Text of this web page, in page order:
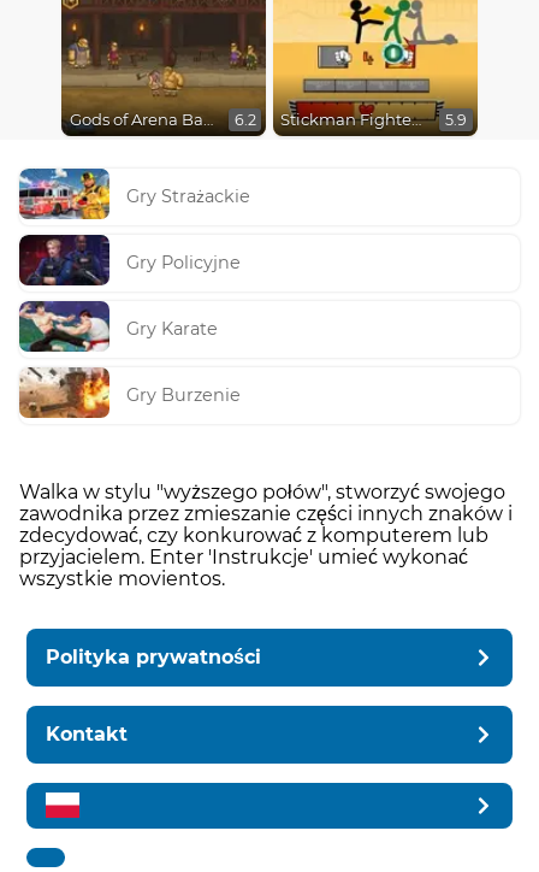
Gods of Arena Battles 6.2 Stickman Fighter Epic Battles 5.9
Gry Strażackie
Gry Policyjne
Gry Karate
Gry Burzenie
Walka w stylu "wyższego połów", stworzyć swojego
zawodnika przez zmieszanie części innych znaków i
zdecydować, czy konkurować z komputerem lub
przyjacielem. Enter 'Instrukcje' umieć wykonać
wszystkie movientos.
Polityka prywatności
Kontakt